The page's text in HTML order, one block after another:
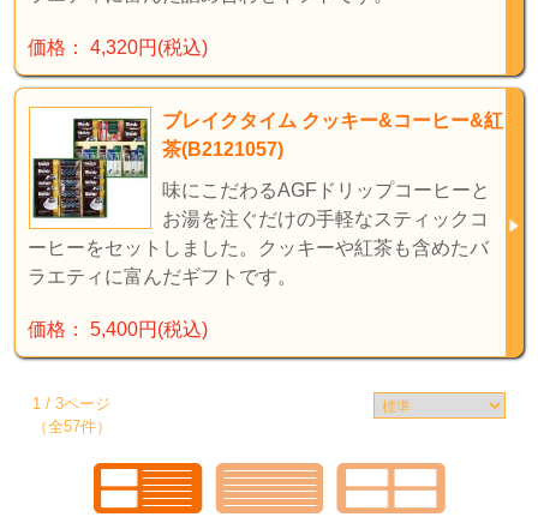
価格： 4,320円(税込)
ブレイクタイム クッキー&コーヒー&紅
茶(B2121057)
味にこだわるAGFドリップコーヒーと
お湯を注ぐだけの手軽なスティックコ
ーヒーをセットしました。クッキーや紅茶も含めたバ
ラエティに富んだギフトです。
価格： 5,400円(税込)
1 / 3ページ
（全57件）